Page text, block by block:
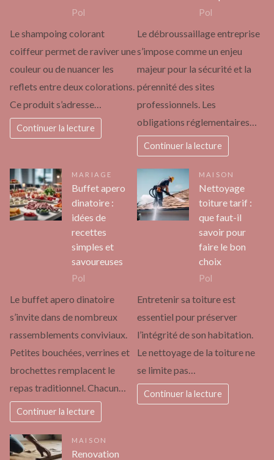
Pol
Le shampoing colorant
coiffeur permet de raviver une
couleur ou de nuancer les
reflets entre deux colorations.
Ce produit s’adresse…
Continuer la lecture
Pol
Le débroussaillage entreprise
s’impose comme un enjeu
majeur pour la sécurité et la
pérennité des sites
professionnels. Les
obligations réglementaires…
Continuer la lecture
MARIAGE
Buffet apero
dinatoire :
idées de
recettes
simples et
savoureuses
Pol
Le buffet apero dinatoire
s’invite dans de nombreux
rassemblements conviviaux.
Petites bouchées, verrines et
brochettes remplacent le
repas traditionnel. Chacun…
Continuer la lecture
MAISON
Nettoyage
toiture tarif :
que faut-il
savoir pour
faire le bon
choix
Pol
Entretenir sa toiture est
essentiel pour préserver
l’intégrité de son habitation.
Le nettoyage de la toiture ne
se limite pas…
Continuer la lecture
MAISON
Renovation